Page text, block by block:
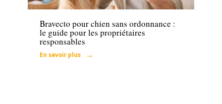
Bravecto pour chien sans ordonnance :
le guide pour les propriétaires
responsables
En savoir plus